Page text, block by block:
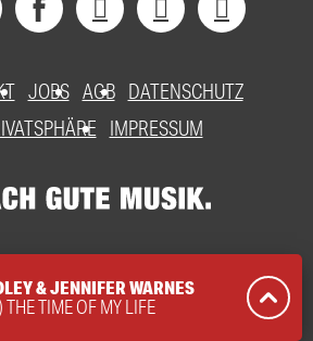
JOBS AGB DATENSCHUTZ
IMPRESSUM
& JENNIFER WARNES
THE TIME OF MY LIFE